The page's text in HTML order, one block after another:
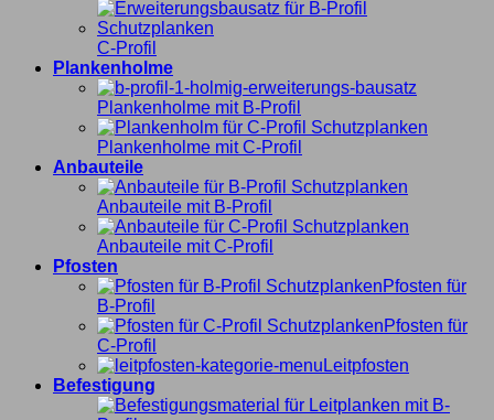
C-Profil
Plankenholme
Plankenholme mit B-Profil
Plankenholme mit C-Profil
Anbauteile
Anbauteile mit B-Profil
Anbauteile mit C-Profil
Pfosten
Pfosten für
B-Profil
Pfosten für
C-Profil
Leitpfosten
Befestigung